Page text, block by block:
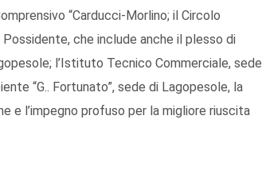
“Carducci-Morlino; il Circolo
che include anche il plesso di
l’Istituto Tecnico Commerciale, sede
“G.. Fortunato”, sede di Lagopesole, la
e l’impegno profuso per la migliore riuscita